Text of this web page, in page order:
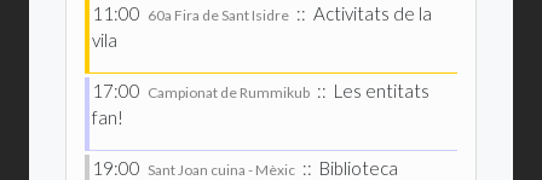
11:00 60a Fira de Sant Isidre :: Activitats de la
vila
17:00 Campionat de Rummikub :: Les entitats
fan!
19:00 Sant Joan cuina - Mèxic :: Biblioteca